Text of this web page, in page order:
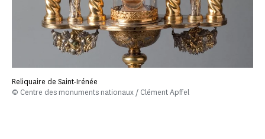
Reliquaire de Saint-Irénée
© Centre des monuments nationaux / Clément Apffel